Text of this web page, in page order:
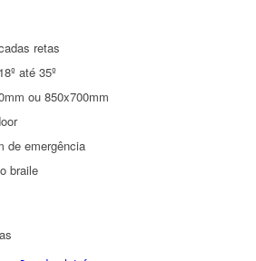
retas
até 35º
ou 850x700mm
de emergência
braile